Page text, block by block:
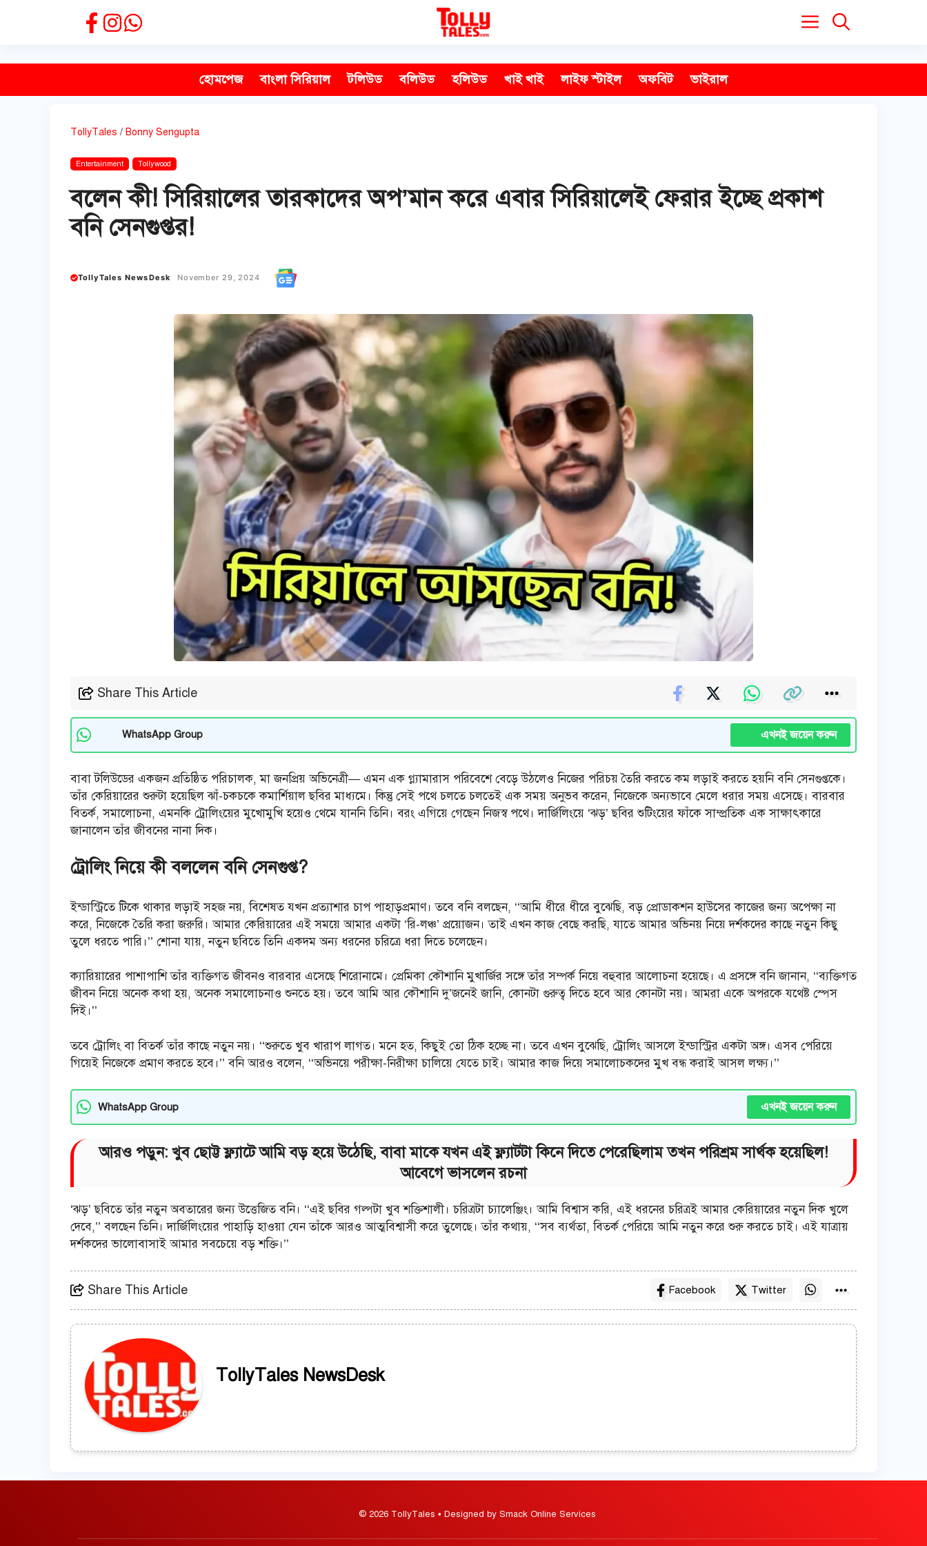
হোমপেজ বাংলা সিরিয়াল টলিউড বলিউড হলিউড খাই খাই লাইফ স্টাইল অফবিট ভাইরাল
TollyTales / Bonny Sengupta
Entertainment Tollywood
বলেন কী! সিরিয়ালের তারকাদের অপ’মান করে এবার সিরিয়ালেই ফেরার ইচ্ছে প্রকাশ
বনি সেনগুপ্তর!
TollyTales NewsDesk November 29, 2024
Share This Article
WhatsApp Group এখনই জয়েন করুন
বাবা টলিউডের একজন প্রতিষ্ঠিত পরিচালক, মা জনপ্রিয় অভিনেত্রী— এমন এক গ্ল্যামারাস পরিবেশে বেড়ে উঠলেও নিজের পরিচয় তৈরি করতে কম লড়াই করতে হয়নি বনি সেনগুপ্তকে।
তাঁর কেরিয়ারের শুরুটা হয়েছিল ঝাঁ-চকচকে কমার্শিয়াল ছবির মাধ্যমে। কিন্তু সেই পথে চলতে চলতেই এক সময় অনুভব করেন, নিজেকে অন্যভাবে মেলে ধরার সময় এসেছে। বারবার
বিতর্ক, সমালোচনা, এমনকি ট্রোলিংয়ের মুখোমুখি হয়েও থেমে যাননি তিনি। বরং এগিয়ে গেছেন নিজস্ব পথে। দার্জিলিংয়ে ‘ঝড়’ ছবির শুটিংয়ের ফাঁকে সাম্প্রতিক এক সাক্ষাৎকারে
জানালেন তাঁর জীবনের নানা দিক।
ট্রোলিং নিয়ে কী বললেন বনি সেনগুপ্ত?
ইন্ডাস্ট্রিতে টিকে থাকার লড়াই সহজ নয়, বিশেষত যখন প্রত্যাশার চাপ পাহাড়প্রমাণ। তবে বনি বলছেন, ‘‘আমি ধীরে ধীরে বুঝেছি, বড় প্রোডাকশন হাউসের কাজের জন্য অপেক্ষা না
করে, নিজেকে তৈরি করা জরুরি। আমার কেরিয়ারের এই সময়ে আমার একটা ‘রি-লঞ্চ’ প্রয়োজন। তাই এখন কাজ বেছে করছি, যাতে আমার অভিনয় নিয়ে দর্শকদের কাছে নতুন কিছু
তুলে ধরতে পারি।’’ শোনা যায়, নতুন ছবিতে তিনি একদম অন্য ধরনের চরিত্রে ধরা দিতে চলেছেন।
ক্যারিয়ারের পাশাপাশি তাঁর ব্যক্তিগত জীবনও বারবার এসেছে শিরোনামে। প্রেমিকা কৌশানি মুখার্জির সঙ্গে তাঁর সম্পর্ক নিয়ে বহুবার আলোচনা হয়েছে। এ প্রসঙ্গে বনি জানান, ‘‘ব্যক্তিগত
জীবন নিয়ে অনেক কথা হয়, অনেক সমালোচনাও শুনতে হয়। তবে আমি আর কৌশানি দু’জনেই জানি, কোনটা গুরুত্ব দিতে হবে আর কোনটা নয়। আমরা একে অপরকে যথেষ্ট স্পেস
দিই।’’
তবে ট্রোলিং বা বিতর্ক তাঁর কাছে নতুন নয়। ‘‘শুরুতে খুব খারাপ লাগত। মনে হত, কিছুই তো ঠিক হচ্ছে না। তবে এখন বুঝেছি, ট্রোলিং আসলে ইন্ডাস্ট্রির একটা অঙ্গ। এসব পেরিয়ে
গিয়েই নিজেকে প্রমাণ করতে হবে।’’ বনি আরও বলেন, ‘‘অভিনয়ে পরীক্ষা-নিরীক্ষা চালিয়ে যেতে চাই। আমার কাজ দিয়ে সমালোচকদের মুখ বন্ধ করাই আসল লক্ষ্য।’’
WhatsApp Group এখনই জয়েন করুন
আরও পড়ুন: খুব ছোট্ট ফ্ল্যাটে আমি বড় হয়ে উঠেছি, বাবা মাকে যখন এই ফ্ল্যাটটা কিনে দিতে পেরেছিলাম তখন পরিশ্রম সার্থক হয়েছিল!
আবেগে ভাসলেন রচনা
‘ঝড়’ ছবিতে তাঁর নতুন অবতারের জন্য উত্তেজিত বনি। ‘‘এই ছবির গল্পটা খুব শক্তিশালী। চরিত্রটা চ্যালেঞ্জিং। আমি বিশ্বাস করি, এই ধরনের চরিত্রই আমার কেরিয়ারের নতুন দিক খুলে
দেবে,’’ বলছেন তিনি। দার্জিলিংয়ের পাহাড়ি হাওয়া যেন তাঁকে আরও আত্মবিশ্বাসী করে তুলেছে। তাঁর কথায়, ‘‘সব ব্যর্থতা, বিতর্ক পেরিয়ে আমি নতুন করে শুরু করতে চাই। এই যাত্রায়
দর্শকদের ভালোবাসাই আমার সবচেয়ে বড় শক্তি।’’
Share This Article Facebook Twitter
TollyTales NewsDesk
© 2026 TollyTales • Designed by Smack Online Services